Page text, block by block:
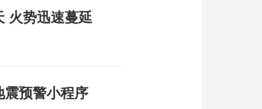
火势迅速蔓延
预警小程序